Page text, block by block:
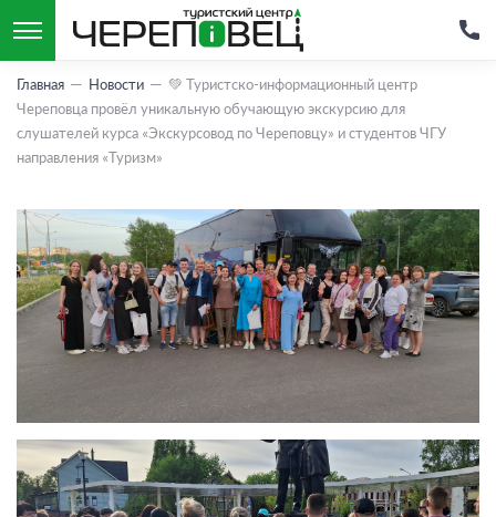
Главная Новости
💚 Туристско-информационный центр
Череповца провёл уникальную обучающую экскурсию для
слушателей курса «Экскурсовод по Череповцу» и студентов ЧГУ
направления «Туризм»